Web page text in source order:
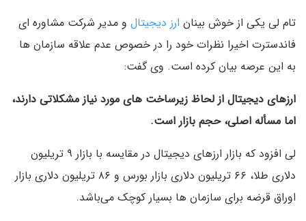
تام لی یکی از خوش بینان ارز دیجیتال و مدیر شرکت مشاوره ای
فاندسترت اخیرا نظرات خود را در خصوص عدم علاقه سازمان ها
به این عرصه بیان کرده است. وی گفت:
ارزهای دیجیتال از لحاظ زیرساخت های مورد نیاز مشکلاتی دارند،
اما مسأله اصلی، حجم بازار است.
لی افزود که بازار ارزهای دیجیتال در مقایسه با بازار ۹ تریلیون
دلاری طلا، ۶۶ تریلیون دلاری بازار بورس و ۸۶ تریلیون دلاری بازار
اوراق قرضه برای سازمان ها بسیار کوچک می‌باشد.